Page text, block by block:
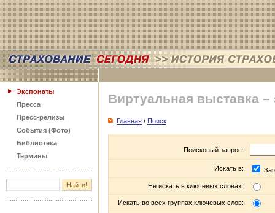
Экспонаты
Пресса
Пресс-релизы
События (Фото)
Библиотека
Термины
Виртуальная выставка –
Главная / Поиск
Поисковый запрос:
Искать в:
Не искать в ключевых словах:
Искать во всех группах ключевых слов: